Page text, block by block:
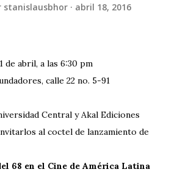
stanislausbhor abril 18, 2016
de abril, a las 6:30 pm
calle 22 no. 5-91
Central y Akal Ediciones
al coctel de lanzamiento de
68 en el Cine de América Latina